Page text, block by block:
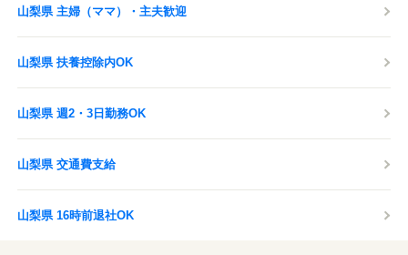
山梨県 主婦（ママ）・主夫歓迎
山梨県 扶養控除内OK
山梨県 週2・3日勤務OK
山梨県 交通費支給
山梨県 16時前退社OK